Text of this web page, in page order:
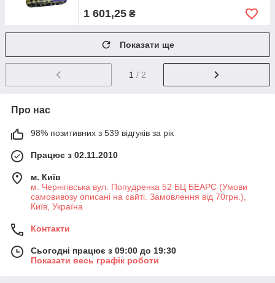
1 601,25 ₴
Показати ще
1 / 2
Про нас
98% позитивних з 539 відгуків за рік
Працює з 02.11.2010
м. Київ
м. Чернігівська вул. Попудренка 52 БЦ БЕАРС (Умови
самовивозу описані на сайті. Замовлення від 70грн.),
Київ, Україна
Контакти
Сьогодні працює з 09:00 до 19:30
Показати весь графік роботи